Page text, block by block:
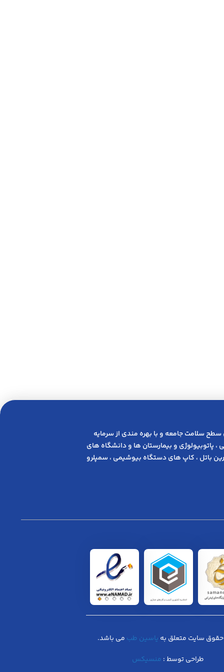
ﺳﻼﻣﺖ ﺟﺎﻣﻌﻪ و ﺑﺎ ﺑﻬﺮه ﻣﻨﺪی از ﺳﺮﻣﺎﯾﻪ
پاتوبیولوژی و بیمارستان ها و دانشگاه های
باتل ، کاپ های دستگاه بیوشیمی ، سمپلرو
حقوق سایت متعلق به یاسین طب می باشد.
طراحی توسط : منسیکس